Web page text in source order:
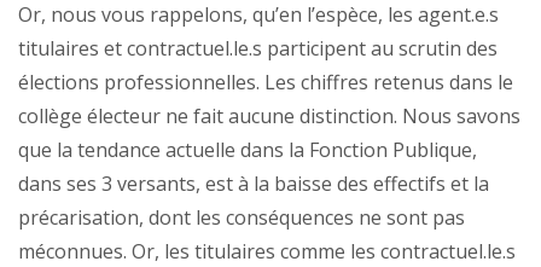
Or, nous vous rappelons, qu’en l’espèce, les agent.e.s
titulaires et contractuel.le.s participent au scrutin des
élections professionnelles. Les chiffres retenus dans le
collège électeur ne fait aucune distinction. Nous savons
que la tendance actuelle dans la Fonction Publique,
dans ses 3 versants, est à la baisse des effectifs et la
précarisation, dont les conséquences ne sont pas
méconnues. Or, les titulaires comme les contractuel.le.s